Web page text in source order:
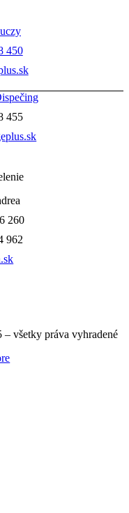
450
455
260
962
všetky práva vyhradené